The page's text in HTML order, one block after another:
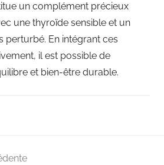
un complément précieux
une thyroïde sensible et un
perturbé. En intégrant ces
il est possible de
et bien-être durable.